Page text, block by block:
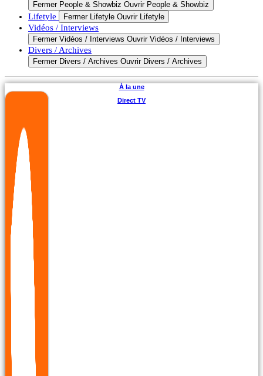
Fermer People & Showbiz Ouvrir People & Showbiz
Lifetyle Fermer Lifetyle Ouvrir Lifetyle
Vidéos / Interviews
Fermer Vidéos / Interviews Ouvrir Vidéos / Interviews
Divers / Archives
Fermer Divers / Archives Ouvrir Divers / Archives
À la une
Direct TV